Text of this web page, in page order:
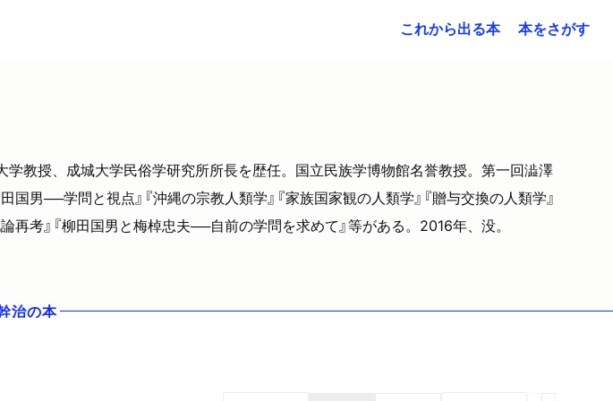
これから出る本 本をさがす
教授、成城大学民俗学研究所所長を歴任。国立民族学博物館名誉教授。第一回澁澤
男──学問と視点』『沖縄の宗教人類学』『家族国家観の人類学』『贈与交換の人類学』
考』『柳田国男と梅棹忠夫──自前の学問を求めて』等がある。2016年、没。
治の本